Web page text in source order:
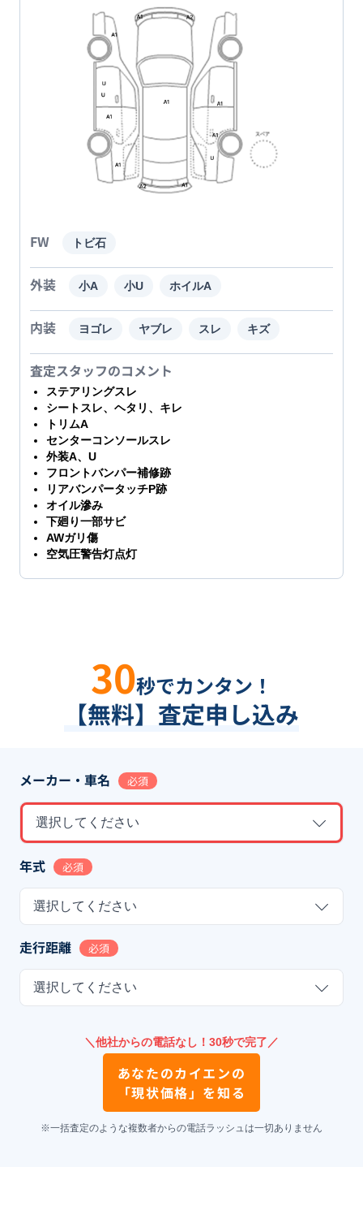
FW トビ石
外装 小A 小U ホイルA
内装 ヨゴレ ヤブレ スレ キズ
査定スタッフのコメント
ステアリングスレ
シートスレ、ヘタリ、キレ
トリムA
センターコンソールスレ
外装A、U
フロントバンパー補修跡
リアバンパータッチP跡
オイル滲み
下廻り一部サビ
AWガリ傷
空気圧警告灯点灯
30秒でカンタン！
【無料】査定申し込み
メーカー・車名 必須
選択してください
年式 必須
選択してください
走行距離 必須
選択してください
＼他社からの電話なし！30秒で完了／
あなたのカイエンの
「現状価格」を知る
※一括査定のような複数者からの電話ラッシュは一切ありません